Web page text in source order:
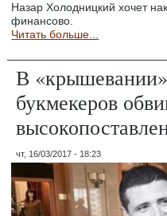
Назар Холодницкий хочет
финансово.
Читать больше...
В
букмекеров
чт, 16/03/2017 - 18:23